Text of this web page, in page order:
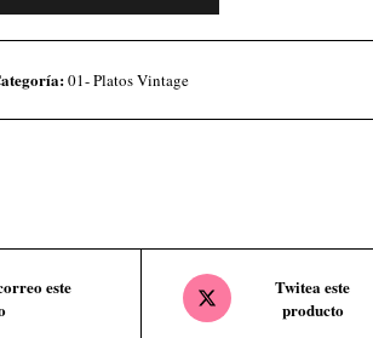
01- Platos Vintage
este
Twitea este
producto